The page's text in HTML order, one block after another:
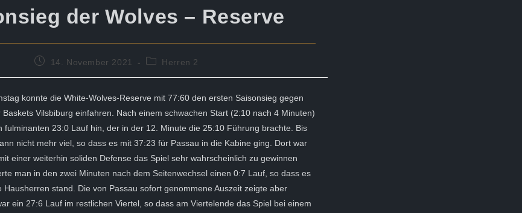
der Wolves – Reserve
Beitrag14. November 2021
Beitrags-
Herren 2
konnte die White-Wolves-Reserve mit 77:60 den ersten Saisonsieg gegen
Vilsbiburg einfahren. Nach einem schwachen Start (2:10 nach 4 Minuten)
fulminanten 23:0 Lauf hin, der in der 12. Minute die 25:10 Führung brachte. Bis
nicht mehr viel, so dass es mit 37:23 für Passau in die Kabine ging. Dort war
einer weiterhin soliden Defense das Spiel sehr wahrscheinlich zu gewinnen
man in den zwei Minuten nach dem Seitenwechsel einen 0:7 Lauf, so dass es
Hausherren stand. Die von Passau sofort genommene Auszeit zeigte aber
ein 27:6 Lauf im restlichen Viertel, so dass am Viertelende das Spiel bei einem